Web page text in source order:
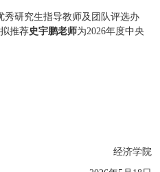
秀研究生指导教师及团队评选办
推荐史宇鹏老师为2026年度中央
经济学院